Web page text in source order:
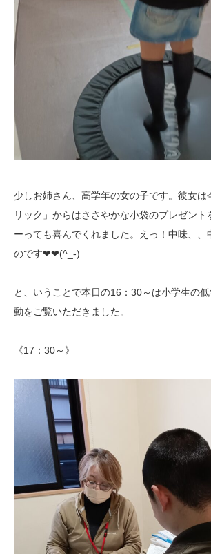
少しお姉さん、高学年の女の子です。彼女は
リック」からはささやかな小袋のプレゼント
ーっても喜んでくれました。えっ！中味、、
のです❤❤(^_-)
と、いうことで本日の16：30～は小学生の
動をご覧いただきました。
《17：30～》